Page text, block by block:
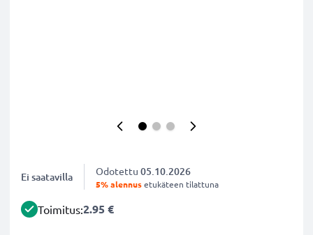
Ei saatavilla Odotettu 05.10.2026
5% alennusetukäteen tilattuna
Toimitus:2.95 €